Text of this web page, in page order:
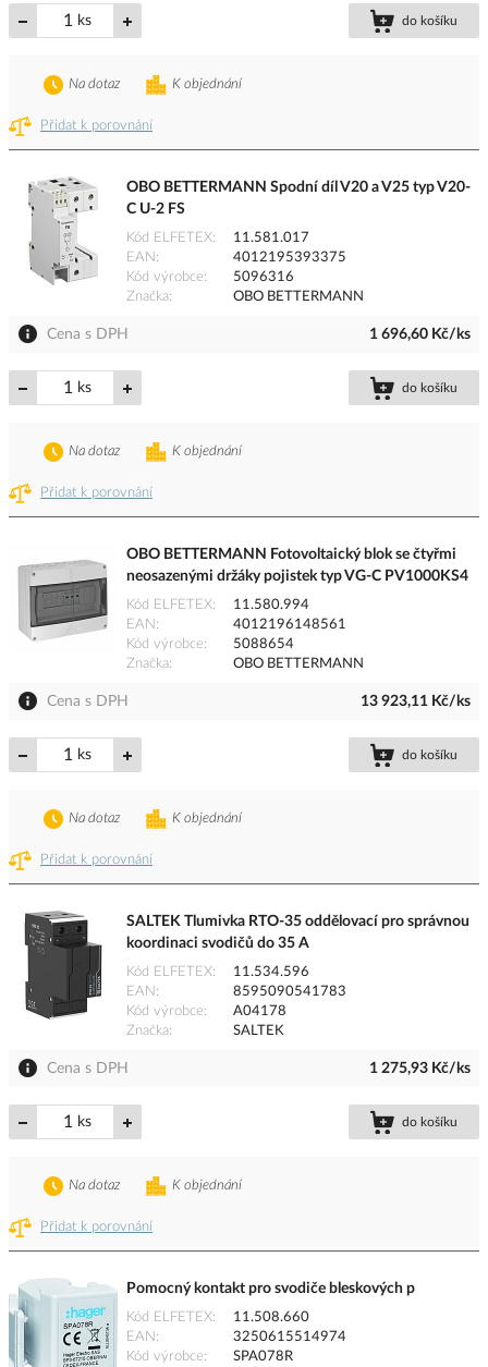
ks do košíku
Přidat k porovnání
K objednání
Na dotaz
OBO BETTERMANN Spodní díl V20 a V25 typ V20-
C U-2 FS
Kód ELFETEX
11.581.017
EAN
4012195393375
Kód výrobce
5096316
Značka
OBO BETTERMANN
Cena s DPH 1 696,60 Kč/ks
ks do košíku
Přidat k porovnání
K objednání
Na dotaz
OBO BETTERMANN Fotovoltaický blok se čtyřmi
neosazenými držáky pojistek typ VG-C PV1000KS4
Kód ELFETEX
11.580.994
EAN
4012196148561
Kód výrobce
5088654
Značka
OBO BETTERMANN
Cena s DPH 13 923,11 Kč/ks
ks do košíku
Přidat k porovnání
K objednání
Na dotaz
SALTEK Tlumivka RTO-35 oddělovací pro správnou
koordinaci svodičů do 35 A
Kód ELFETEX
11.534.596
EAN
8595090541783
Kód výrobce
A04178
Značka
SALTEK
Cena s DPH 1 275,93 Kč/ks
ks do košíku
Přidat k porovnání
K objednání
Na dotaz
Pomocný kontakt pro svodiče bleskových p
Kód ELFETEX
11.508.660
EAN
3250615514974
Kód výrobce
SPA078R